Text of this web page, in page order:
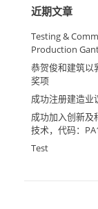
近期文章
Testing &
Production
恭贺俊和建筑以
奖项
成功注册建造业
成功加入创新及
技术，代码：
Test